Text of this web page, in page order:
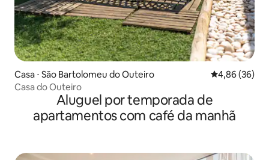
Casa ⋅ São Bartolomeu do Outeiro 4,86 de uma
4,86 (36)
Casa do Outeiro
Aluguel por temporada de
apartamentos com café da manhã